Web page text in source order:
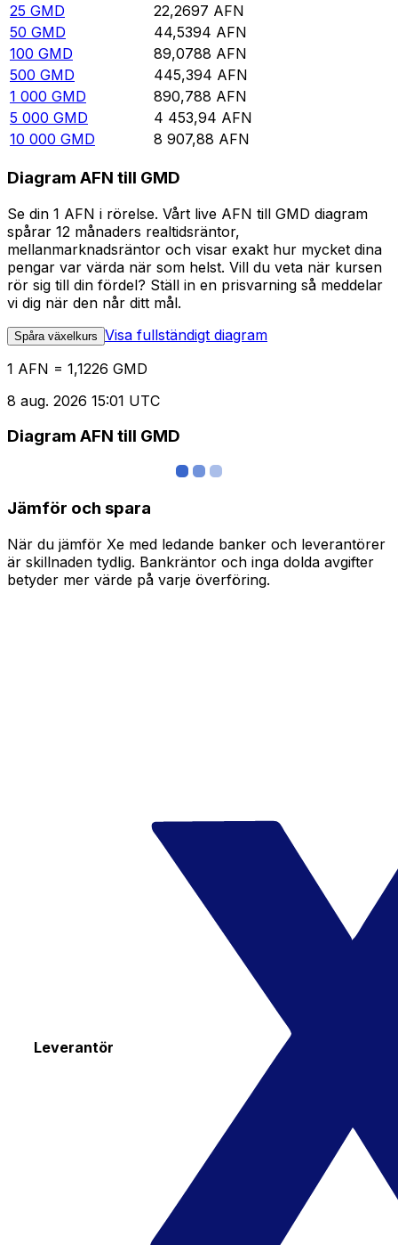
25 GMD 22,2697 AFN
50 GMD 44,5394 AFN
100 GMD 89,0788 AFN
500 GMD 445,394 AFN
1 000 GMD 890,788 AFN
5 000 GMD 4 453,94 AFN
10 000 GMD 8 907,88 AFN
Diagram AFN till GMD
Se din 1 AFN i rörelse. Vårt live AFN till GMD diagram
spårar 12 månaders realtidsräntor,
mellanmarknadsräntor och visar exakt hur mycket dina
pengar var värda när som helst. Vill du veta när kursen
rör sig till din fördel? Ställ in en prisvarning så meddelar
vi dig när den når ditt mål.
Spåra växelkurs Visa fullständigt diagram
1 AFN = 1,1226 GMD
8 aug. 2026 15:01 UTC
Diagram AFN till GMD
Jämför och spara
När du jämför Xe med ledande banker och leverantörer
är skillnaden tydlig. Bankräntor och inga dolda avgifter
betyder mer värde på varje överföring.
Leverantör